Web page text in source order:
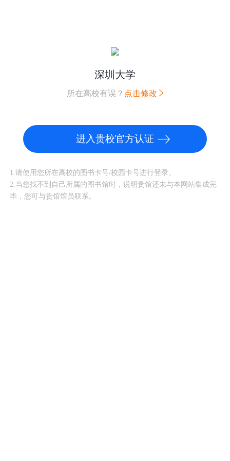
深圳大学
所在高校有误？ 点击修改
进入贵校官方认证
1.请使用您所在高校的图书卡号/校园卡号进行登录。
2.当您找不到自己所属的图书馆时，说明贵馆还未与本网站集成完
毕，您可与贵馆馆员联系。